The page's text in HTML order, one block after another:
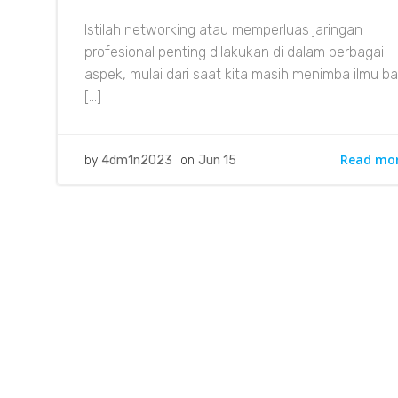
Istilah networking atau memperluas jaringan
profesional penting dilakukan di dalam berbagai
aspek, mulai dari saat kita masih menimba ilmu
[…]
by 4dm1n2023 on Jun 15 Read